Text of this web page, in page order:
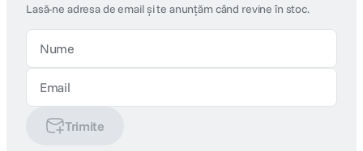
Lasă-ne adresa de email și te anunțăm când revine în stoc.
Trimite